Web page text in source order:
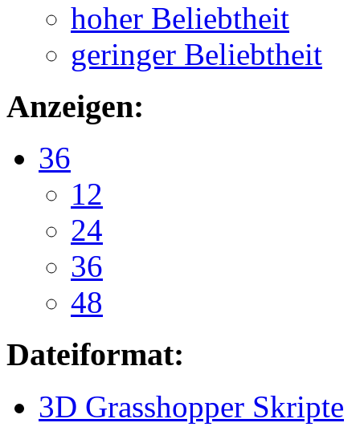
hoher Beliebtheit
geringer Beliebtheit
Anzeigen:
36
12
24
36
48
Dateiformat:
3D Grasshopper Skripte